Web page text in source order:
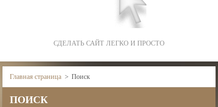
СДЕЛАТЬ САЙТ ЛЕГКО И ПРОСТО
Главная страница > Поиск
ПОИСК